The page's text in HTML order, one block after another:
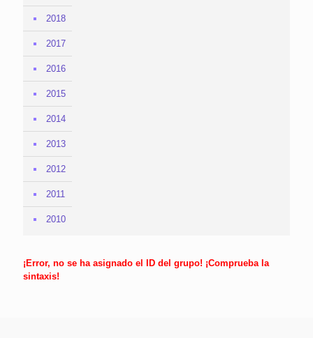
2018
2017
2016
2015
2014
2013
2012
2011
2010
¡Error, no se ha asignado el ID del grupo! ¡Comprueba la
sintaxis!